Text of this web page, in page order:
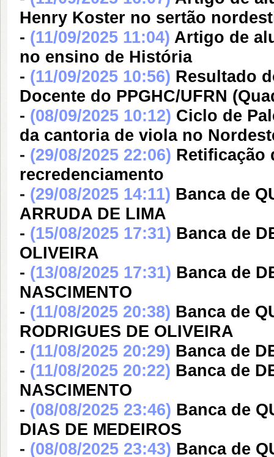
Henry Koster no sertão
- (11/09/2025 11:04) Artigo de
no ensino de História
- (11/09/2025 10:56) Resultado
Docente do PPGHC/UFRN
- (08/09/2025 10:12) Ciclo de
da cantoria de viola no
- (29/08/2025 22:06) Retificação
recredenciamento
- (29/08/2025 14:11) Banca de
ARRUDA DE LIMA
- (15/08/2025 17:31) Banca de
OLIVEIRA
- (13/08/2025 17:31) Banca de
NASCIMENTO
- (11/08/2025 20:38) Banca de
RODRIGUES DE OLIVEIRA
- (11/08/2025 20:29) Banca de
- (11/08/2025 20:22) Banca de
NASCIMENTO
- (08/08/2025 23:46) Banca de
DIAS DE MEDEIROS
- (08/08/2025 23:43) Banca de